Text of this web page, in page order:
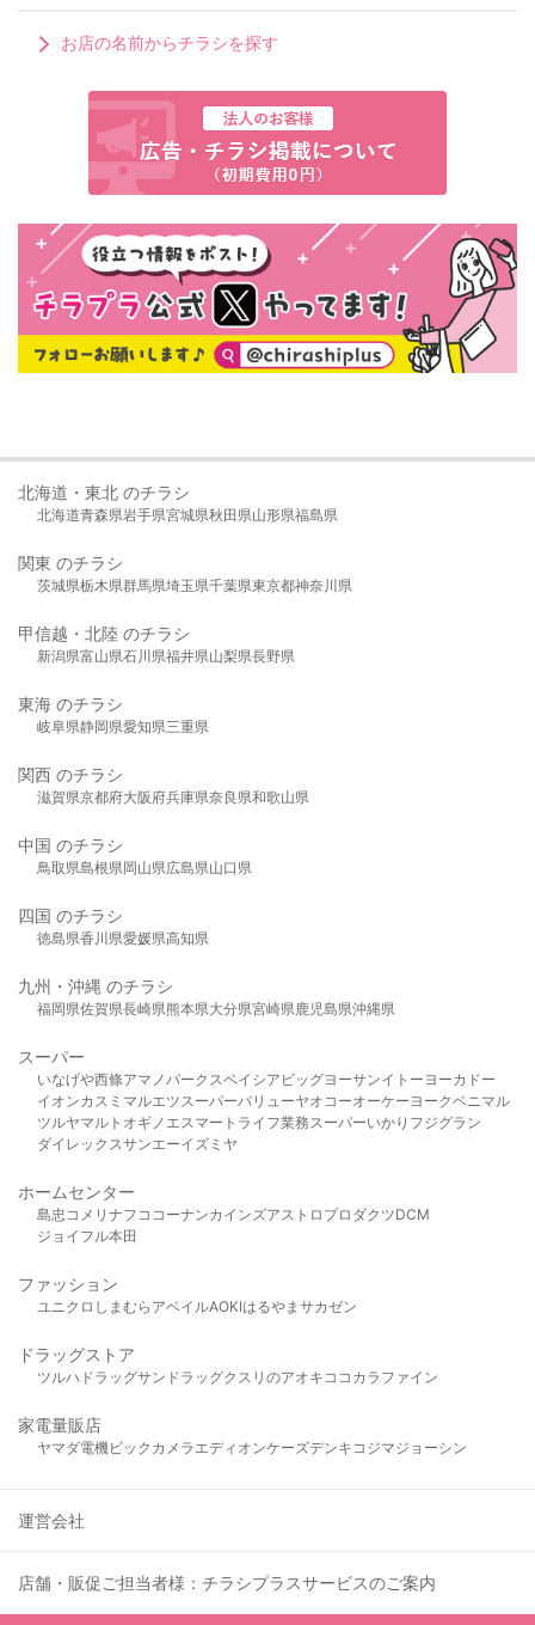
お店の名前からチラシを探す
北海道・東北 のチラシ
北海道青森県岩手県宮城県秋田県山形県福島県
関東 のチラシ
茨城県栃木県群馬県埼玉県千葉県東京都神奈川県
甲信越・北陸 のチラシ
新潟県富山県石川県福井県山梨県長野県
東海 のチラシ
岐阜県静岡県愛知県三重県
関西 のチラシ
滋賀県京都府大阪府兵庫県奈良県和歌山県
中国 のチラシ
鳥取県島根県岡山県広島県山口県
四国 のチラシ
徳島県香川県愛媛県高知県
九州・沖縄 のチラシ
福岡県佐賀県長崎県熊本県大分県宮崎県鹿児島県沖縄県
スーパー
いなげや西條アマノパークスベイシア ビッグヨーサンイトーヨーカドー
イオンカスミ マルエツスーパーバリューヤオコーオーケー ヨークベニマル
ツルヤマルト オギノ エスマート ライフ業務スーパーいかり フジグラン
ダイレックスサンエーイズミヤ
ホームセンター
島忠 コメリ ナフコ コーナンカインズアストロプロダクツDCM
ジョイフル本田
ファッション
ユニクロ しまむら アベイルAOKIはるやま サカゼン
ドラッグストア
ツルハドラッグサンドラッグクスリのアオキ ココカラファイン
家電量販店
ヤマダ電機ビックカメラ エディオンケーズデンキ コジマジョーシン
運営会社
店舗・販促ご担当者様：チラシプラスサービスのご案内